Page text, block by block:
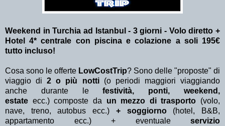
Weekend in Turchia ad Istanbul - 3 giorni - Volo diretto +
Hotel 4* centrale con piscina e colazione a soli 195€
tutto incluso!
Cosa sono le offerte LowCostTrip? Sono delle "proposte" di
viaggio di2 o più notti (o periodi maggiori viaggiando
anche durante lefestività, ponti, weekend,
estate ecc.) composte da un mezzo di trasporto (volo,
nave, treno, autobus ecc.) + soggiorno(hotel, B&B,
appartamento ecc.) + eventuale servizio